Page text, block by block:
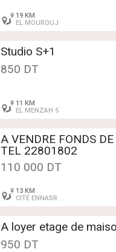
19 KM
EL MOUROUJ
Studio S+1
850 DT
11 KM
EL MENZAH 5
A VENDRE FONDS
TEL 22801802
110 000 DT
13 KM
CITÉ ENNASR
A loyer etage de
950 DT